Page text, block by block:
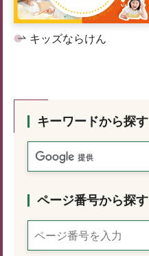
キッズならけん
キーワードから探す
ページ番号から探す